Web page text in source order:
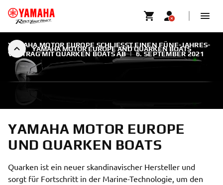
YAMAHA MOTOR EUROPE AND QUARKEN BOATS
YAMAHA MOTOR EUROPE SCHLIESST EINEN FÜNF-JAHRES-V
ERTRAG MIT QUARKEN BOATS AB
| 6. SEPTEMBER 2021
YAMAHA MOTOR EUROPE
UND QUARKEN BOATS
Quarken ist ein neuer skandinavischer Hersteller und
sorgt für Fortschritt in der Marine-Technologie, um den